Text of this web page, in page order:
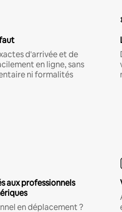
d'arrivée et de
en ligne, sans
ni formalités
aux professionnels
en déplacement ?